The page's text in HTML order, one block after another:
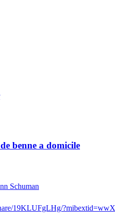
benne a domicile
Schuman
19KLUFgLHg/